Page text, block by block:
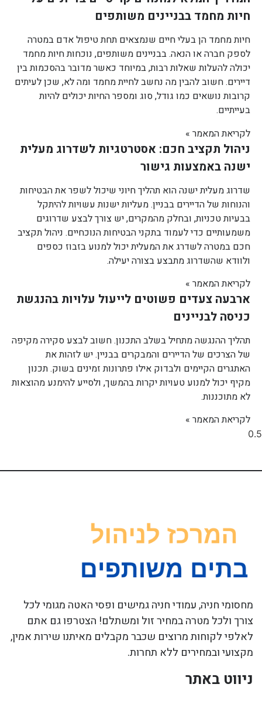
חיות מחמד בבניינים משותפים
חיות מחמד הן בעלי חיים שנמצאים תחת טיפול אדם במטרה
לספק חברה או הנאה. בבניינים משותפים, נוכחות חיות מחמד
יכולה להעלות שאלות רבות, במיוחד כאשר מדובר בהסכמות בין
דיירים. חשוב להבין מה נחשב לחיית מחמד ומה לא, שכן לעיתים
קרובות נושאים כמו גודל, סוג ומספר החיות יכולים להיות
בעייתיים.
לקריאת המאמר »
ניהול תקציב חכם: אסטרטגיות לשדרוג מעלית
ישנה באמצעות גישור
שדרוג מעלית ישנה הוא תהליך חיוני שיכול לשפר את הבטיחות
והנוחות של הדיירים בבניין. מעליות ישנות עשויות להיתקל
בבעיות טכניות, ובחלק מהמקרים, יש צורך לבצע שדרוגים
משמעותיים כדי לעמוד בתקני הבטיחות הנוכחיים. ניהול תקציב
חכם במטרה לשדרג את המעלית יכול למנוע בזבוז כספים
ולוודא שהשדרוג מתבצע בצורה יעילה.
לקריאת המאמר »
ארבעה צעדים פשוטים לייעול עלויות בהנגשת
כניסה לבניינים
תהליך ההנגשה מתחיל בשלב התכנון. חשוב לבצע סקירה מקיפה
של הצרכים של הדיירים והמבקרים בבניין. יש לזהות את
האתגרים הקיימים ולבדוק אילו פתרונות זמינים בשוק. תכנון
מקיף יכול למנוע טעויות יקרות בהמשך, ולסייע להימנע מהוצאות
לא מתוכננות.
לקריאת המאמר »
מחסומי חניה, עמודי חניה גמישים ופסי האטה מגומי לכל
צורך ולכל מטרה במחיר זול ומשתלם! הצטרפו גם אתם
לאלפי לקוחות מרוצים שכבר מקבלים מאיתנו שירות אמין,
מקצועי ובמחירים ללא תחרות.
ניווט באתר